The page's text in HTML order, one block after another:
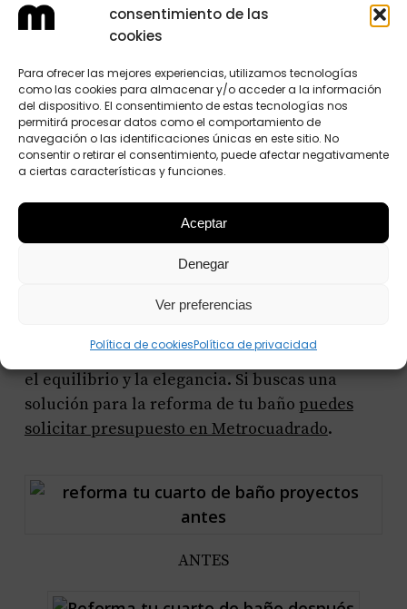
consentimiento de las
cookies
Para ofrecer las mejores experiencias, utilizamos tecnologías
como las cookies para almacenar y/o acceder a la información
del dispositivo. El consentimiento de estas tecnologías nos
permitirá procesar datos como el comportamiento de
navegación o las identificaciones únicas en este sitio. No
consentir o retirar el consentimiento, puede afectar negativamente
a ciertas características y funciones.
Aceptar
Denegar
Ver preferencias
Política de cookiesPolítica de privacidad
La importancia de tener en cuenta la elección y
sanitarios, grifería, espejo, mampara y
mobiliario para el almacenamiento es obvia.
La sustitución de la bañera por una ducha, el
uso de una mampara de ducha de cristal
transparente como divisor del espacio y la
incorporación de un gran mueble central en
acabado roble con un lavabo y grifo sobre
encimera de color blanco aporta
reforma del baño, resaltando la luminosidad,
el equilibrio y la elegancia. Si buscas una
solución para la reforma de tu baño puedes
solicitar presupuesto en Metrocuadrado.
ANTES